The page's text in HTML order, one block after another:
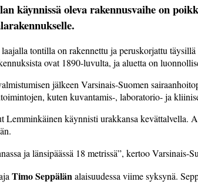
käynnissä oleva rakennusvaihe on
tontilla on rakennettu ja peruskorjattu
ovat 1890-luvulta, ja aluetta on
jälkeen Varsinais-Suomen
kuten kuvantamis-, laboratorio- ja
käynnisti urakkansa kevättalvella.
ja länsipäässä 18 metrissä”, kertoo
Timo Seppälän alaisuudessa viime syksynä.